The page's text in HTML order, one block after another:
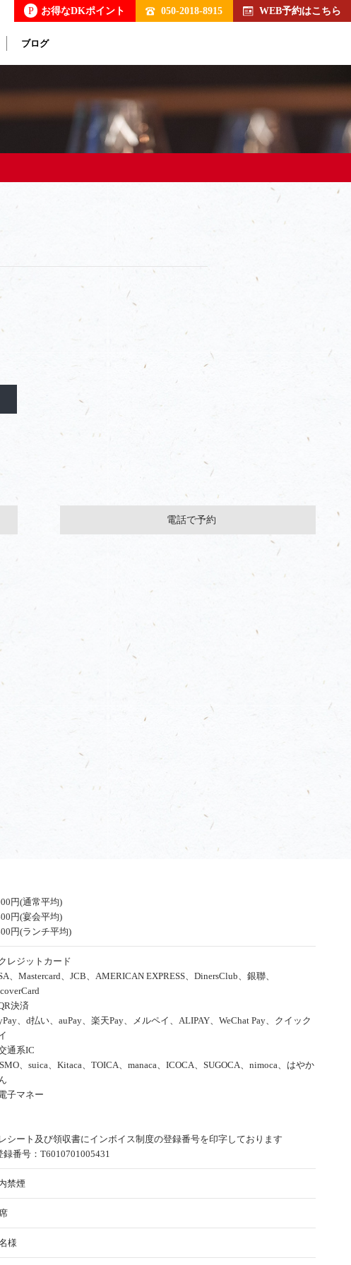
P お得なDKポイント 050-2018-8915 WEB予約はこちら
ブログ
電話で予約
円(通常平均)
円(宴会平均)
円(ランチ平均)
レジットカード
、Mastercard、JCB、AMERICAN EXPRESS、DinersClub、銀聯、
決済
、d払い、auPay、楽天Pay、メルペイ、ALIPAY、WeChat Pay、クイック
通系IC
、suica、Kitaca、TOICA、manaca、ICOCA、SUGOCA、nimoca、はやか
子マネー
シート及び領収書にインボイス制度の登録番号を印字しております
録番号：T6010701005431
禁煙
様